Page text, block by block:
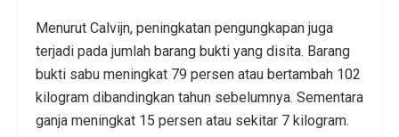
Menurut Calvijn, peningkatan pengungkapan juga
terjadi pada jumlah barang bukti yang disita. Barang
bukti sabu meningkat 79 persen atau bertambah 102
kilogram dibandingkan tahun sebelumnya. Sementara
ganja meningkat 15 persen atau sekitar 7 kilogram.